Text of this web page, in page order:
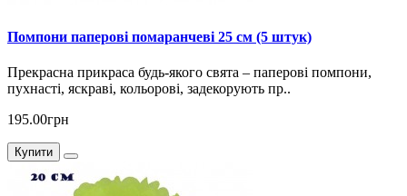
Помпони паперові помаранчеві 25 см (5 штук)
Прекрасна прикраса будь-якого свята – паперові помпони,
пухнасті, яскраві, кольорові, задекорують пр..
195.00грн
Купити